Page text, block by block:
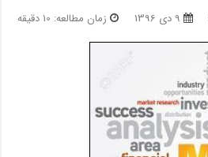
زمان مطالعه: 10 دقیقه 9 دی 1396